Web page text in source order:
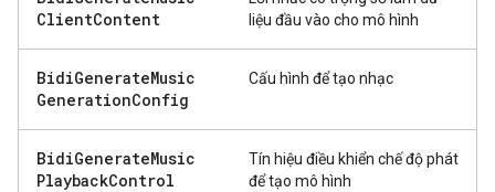
ClientContent
liệu đầu vào cho mô hình
BidiGenerateMusic
GenerationConfig
Cấu hình để tạo nhạc
BidiGenerateMusic
PlaybackControl
Tín hiệu điều khiển chế độ phát
để tạo mô hình